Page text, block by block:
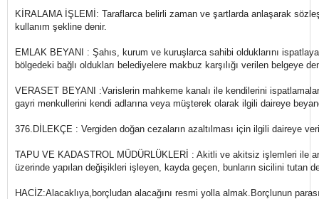
KİRALAMA İŞLEMİ: Taraflarca belirli zaman ve şartlarda anlaşarak
kullanım şekline denir.
EMLAK BEYANI : Şahıs, kurum ve kuruşlarca sahibi olduklarını
bölgedeki bağlı oldukları belediyelere makbuz karşılığı verilen belgeye
VERASET BEYANI :Varislerin mahkeme kanalı ile kendilerini
gayri menkullerini kendi adlarına veya müşterek olarak ilgili daireye
376.DİLEKÇE : Vergiden doğan cezaların azaltılması için ilgili daireye
TAPU VE KADASTROL MÜDÜRLÜKLERİ : Akitli ve akitsiz işlemleri ile
üzerinde yapılan değişikleri işleyen, kayda geçen, bunların sicilini tutan
HACİZ:Alacaklıya,borçludan alacağını resmi yolla almak.Borçlunun